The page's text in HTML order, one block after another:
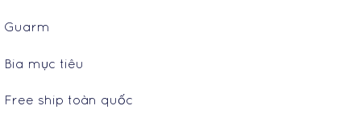
Guarm
Bia mục tiêu
Free ship toàn quốc